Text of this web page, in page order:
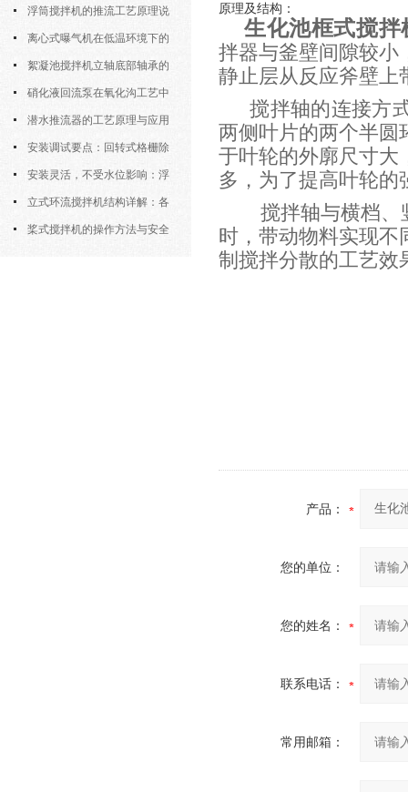
点与渗漏故障处理
浮筒搅拌机的推流工艺原理说
明 离心式曝气机在低温环境下的
运行特性与防冻措施
絮凝池搅拌机立轴底部轴承的
密封防水与免维护设计
硝化液回流泵在氧化沟工艺中
的布置位置对回流效果的影响
潜水推流器的工艺原理与应用
逻辑安装调试要点：回转式格栅除
污机的土建配合要求与水平度校准
安装灵活，不受水位影响：浮
筒式曝气机的结构优势与适用场景
立式环流搅拌机结构详解：各
部件的功能与协同
桨式搅拌机的操作方法与安全
原理及结构：
生化池框式搅拌
拌器与釜壁间隙较小
静止层从反应斧壁上
搅拌轴的连接方
两侧叶片的两个半圆
于叶轮的外廓尺寸大
多，为了提高叶轮
搅拌轴与横档、
时，带动物料实现
制搅拌分散的工艺效
产品：
您的单位：
您的姓名：
联系电话：
常用邮箱：